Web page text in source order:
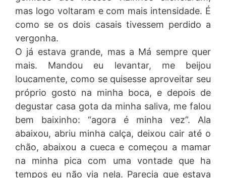
mas logo voltaram e com mais intensidade. É
como se os dois casais tivessem perdido a
vergonha.
O já estava grande, mas a Má sempre quer
mais. Mandou eu levantar, me beijou
loucamente, como se quisesse aproveitar seu
próprio gosto na minha boca, e depois de
degustar casa gota da minha saliva, me falou
bem baixinho: “agora é minha vez”. Ala
abaixou, abriu minha calça, deixou cair até o
chão, abaixou a cueca e começou a mamar
na minha pica com uma vontade que ha
tempos eu não via nela. Parecia que estava